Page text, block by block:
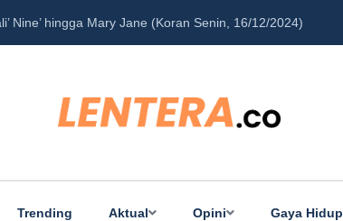
Nine’ hingga Mary Jane (Koran Senin, 16/12/2024)
Trending Aktual Opini Gaya Hidup